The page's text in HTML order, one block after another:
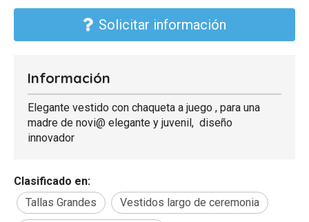
Solicitar información
Información
Elegante vestido con chaqueta a juego , para una
madre de novi@ elegante y juvenil, diseño
innovador
Clasificado en:
Tallas Grandes
Vestidos largo de ceremonia